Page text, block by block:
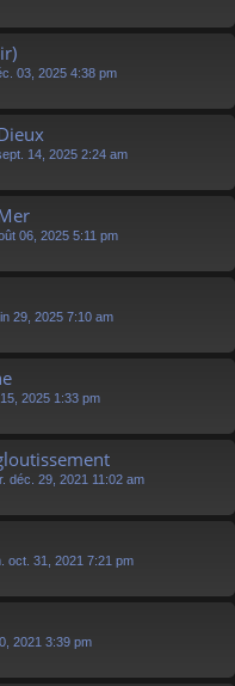
03, 2025 4:38 pm
14, 2025 2:24 am
06, 2025 5:11 pm
29, 2025 7:10 am
2025 1:33 pm
déc. 29, 2021 11:02 am
oct. 31, 2021 7:21 pm
2021 3:39 pm